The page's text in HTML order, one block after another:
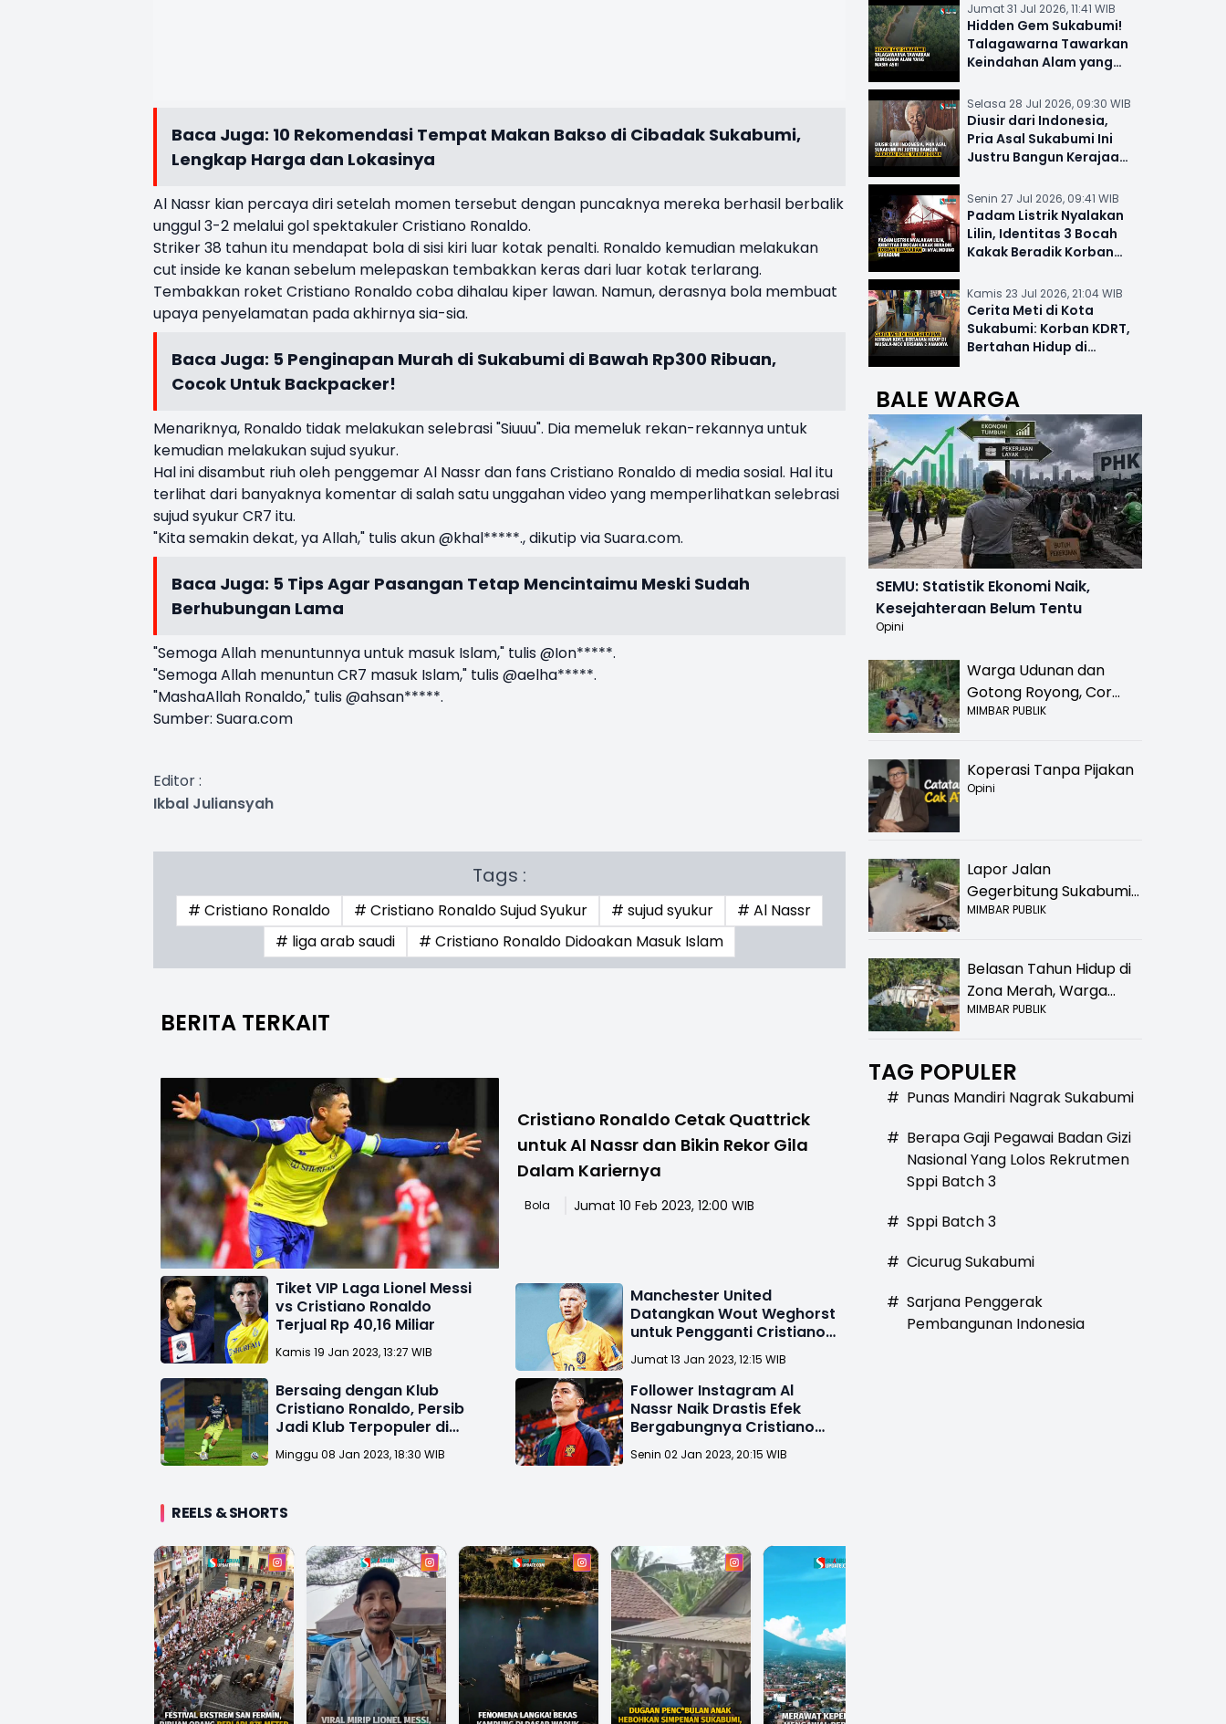
Baca Juga: 10 Rekomendasi Tempat Makan Bakso di Cibadak Sukabumi,
Lengkap Harga dan Lokasinya
Al Nassr kian percaya diri setelah momen tersebut dengan puncaknya mereka berhasil berbalik
unggul 3-2 melalui gol spektakuler Cristiano Ronaldo.
Striker 38 tahun itu mendapat bola di sisi kiri luar kotak penalti. Ronaldo kemudian melakukan
cut inside ke kanan sebelum melepaskan tembakkan keras dari luar kotak terlarang.
Tembakkan roket Cristiano Ronaldo coba dihalau kiper lawan. Namun, derasnya bola membuat
upaya penyelamatan pada akhirnya sia-sia.
Baca Juga: 5 Penginapan Murah di Sukabumi di Bawah Rp300 Ribuan,
Cocok Untuk Backpacker!
Menariknya, Ronaldo tidak melakukan selebrasi "Siuuu". Dia memeluk rekan-rekannya untuk
kemudian melakukan sujud syukur.
Hal ini disambut riuh oleh penggemar Al Nassr dan fans Cristiano Ronaldo di media sosial. Hal itu
terlihat dari banyaknya komentar di salah satu unggahan video yang memperlihatkan selebrasi
sujud syukur CR7 itu.
"Kita semakin dekat, ya Allah," tulis akun @khal*****., dikutip via Suara.com.
Baca Juga: 5 Tips Agar Pasangan Tetap Mencintaimu Meski Sudah
Berhubungan Lama
"Semoga Allah menuntunnya untuk masuk Islam," tulis @Ion*****.
"Semoga Allah menuntun CR7 masuk Islam," tulis @aelha*****.
"MashaAllah Ronaldo," tulis @ahsan*****.
Sumber: Suara.com
Editor :
Ikbal Juliansyah
Tags :
# Cristiano Ronaldo # Cristiano Ronaldo Sujud Syukur # sujud syukur
# Al Nassr
# liga arab saudi
# Cristiano Ronaldo Didoakan Masuk Islam
BERITA TERKAIT
Cristiano Ronaldo Cetak Quattrick
untuk Al Nassr dan Bikin Rekor Gila
Dalam Kariernya
Bola Jumat 10 Feb 2023, 12:00 WIB
Tiket VIP Laga Lionel Messi
vs Cristiano Ronaldo
Terjual Rp 40,16 Miliar
Kamis 19 Jan 2023, 13:27 WIB
Manchester United
Datangkan Wout Weghorst
untuk Pengganti Cristiano
Ronaldo
Jumat 13 Jan 2023, 12:15 WIB
Bersaing dengan Klub
Cristiano Ronaldo, Persib
Jadi Klub Terpopuler di
Asia
Minggu 08 Jan 2023, 18:30 WIB
Follower Instagram Al
Nassr Naik Drastis Efek
Bergabungnya Cristiano
Ronaldo
Senin 02 Jan 2023, 20:15 WIB
REELS & SHORTS
Jumat 31 Jul 2026, 11:41 WIB
Hidden Gem Sukabumi!
Talagawarna Tawarkan
Keindahan Alam yang
Selasa 28 Jul 2026, 09:30 WIB
Diusir dari Indonesia,
Pria Asal Sukabumi Ini
Justru Bangun Kerajaan
Senin 27 Jul 2026, 09:41 WIB
Padam Listrik Nyalakan
Lilin, Identitas 3 Bocah
Kakak Beradik Korban
Kamis 23 Jul 2026, 21:04 WIB
Cerita Meti di Kota
Sukabumi: Korban KDRT,
Bertahan Hidup di
BALE WARGA
SEMU: Statistik Ekonomi Naik,
Kesejahteraan Belum Tentu
Opini
Warga Udunan dan
Gotong Royong, Cor
Jalan Hancur di
MIMBAR PUBLIK
Koperasi Tanpa Pijakan
Opini
Lapor Jalan
Gegerbitung Sukabumi
Bolong! Bahaya Bagi
MIMBAR PUBLIK
Belasan Tahun Hidup di
Zona Merah, Warga
Kampung Nangewer
Relokasi
MIMBAR PUBLIK
TAG POPULER
# Punas Mandiri Nagrak Sukabumi
# Berapa Gaji Pegawai Badan Gizi
Nasional Yang Lolos Rekrutmen
Sppi Batch 3
# Sppi Batch 3
# Cicurug Sukabumi
# Sarjana Penggerak
Pembangunan Indonesia